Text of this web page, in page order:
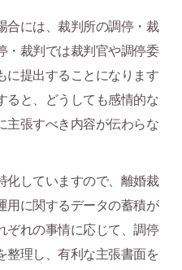
合には、裁判所の調停・裁
・裁判では裁判官や調停委
に提出することになります
ると、どうしても感情的な
主張すべき内容が伝わらな
化していますので、離婚裁
用に関するデータの蓄積が
ぞれの事情に応じて、調停
整理し、有利な主張書面を